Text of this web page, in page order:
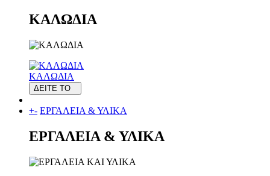
ΚΑΛΩΔΙΑ
ΚΑΛΩΔΙΑ
ΔΕΙΤΕ ΤΟ
+- ΕΡΓΑΛΕΙΑ & ΥΛΙΚΑ
ΕΡΓΑΛΕΙΑ & ΥΛΙΚΑ